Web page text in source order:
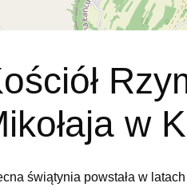
w
świątynia powstała w